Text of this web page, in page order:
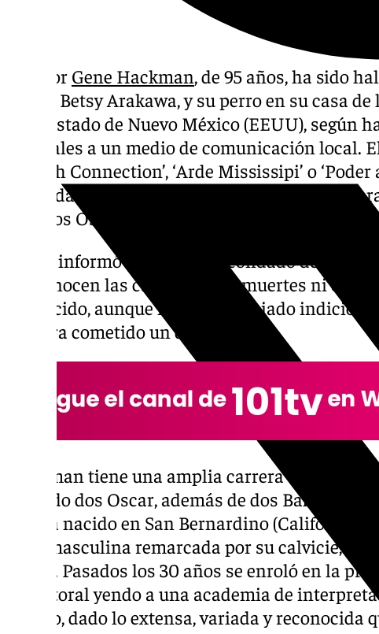
El actor Gene Hackman, de 95 años, ha sido
mujer, Betsy Arakawa, y su perro en su casa
en el estado de Nuevo México (EEUU), según
policiales a un medio de comunicación local.
‘French Connection’, ‘Arde Mississipi’ o
una vida casi centenaria con una carrera
premios Oscar.
Según informó el sheriff del condado de Santa
desconocen las causas de las muertes ni
producido, aunque no han apreciado indicios
hubiera cometido un delito.
Hackman tiene una amplia carrera
recibido dos Oscar, además de dos Bafta y
artista nacido en San Bernardino (California)
pose masculina remarcada por su calvicie,
tardía. Pasados los 30 años se enroló en la
vía actoral yendo a una academia de
acierto, dado lo extensa, variada y reconocida